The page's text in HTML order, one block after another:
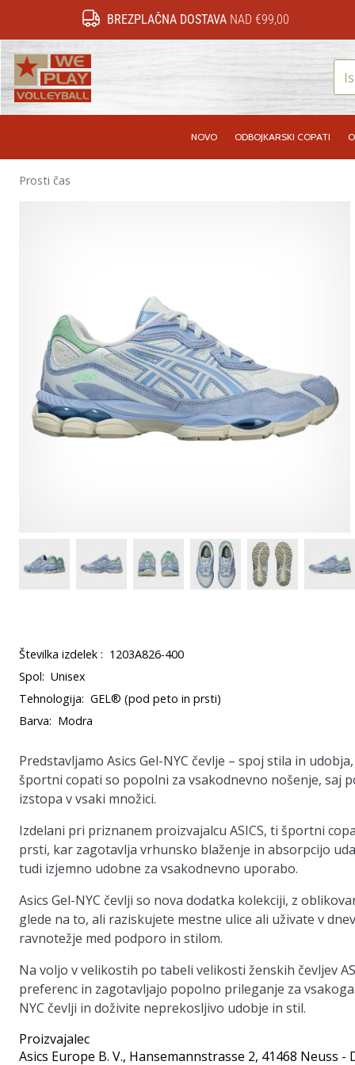
BREZPLAČNA DOSTAVA NAD €99,00
NOVO ODBOJKARSKI COPATI
Prosti čas
Številka izdelek : 1203A826-400
Spol: Unisex
Tehnologija: GEL® (pod peto in prsti)
Barva: Modra
Predstavljamo Asics Gel-NYC čevlje – spoj stila in
športni copati so popolni za vsakodnevno nošenje, saj
izstopa v vsaki množici.
Izdelani pri priznanem proizvajalcu ASICS, ti športni
prsti, kar zagotavlja vrhunsko blaženje in absorpcijo
tudi izjemno udobne za vsakodnevno uporabo.
Asics Gel-NYC čevlji so nova dodatka kolekciji, z
glede na to, ali raziskujete mestne ulice ali uživate v
ravnotežje med podporo in stilom.
Na voljo v velikostih po tabeli velikosti ženskih čevljev
preferenc in zagotavljajo popolno prileganje za
NYC čevlji in doživite neprekosljivo udobje in stil.
Proizvajalec
Asics Europe B. V., Hansemannstrasse 2, 41468 Neuss -